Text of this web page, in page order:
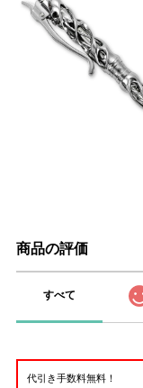
商品の評価
すべて
代引き手数料無料！